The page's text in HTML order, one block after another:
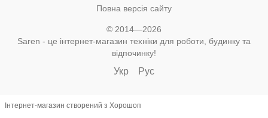
Повна версія сайту
© 2014—2026
Saren - це інтернет-магазин техніки для роботи, будинку та
відпочинку!
Укр Рус
Інтернет-магазин створений з Хорошоп